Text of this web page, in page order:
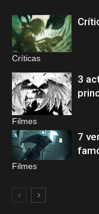
Críticas
Filmes
3
Filmes
7